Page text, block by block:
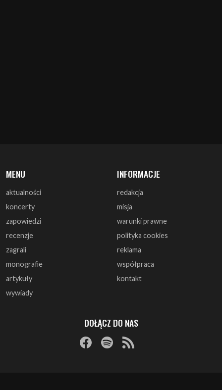
MENU
aktualności
koncerty
zapowiedzi
recenzje
zagrali
monografie
artykuły
wywiady
INFORMACJE
redakcja
misja
warunki prawne
polityka cookies
reklama
współpraca
kontakt
DOŁĄCZ DO NAS